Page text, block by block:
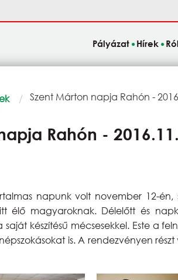
Pályázat Hírek
Current:
Szent Márton napja Rahón -
Rahón -
napunk volt november 12-
élő magyaroknak. Délelőtt és
saját készítésű mécsesekkel. Este a
is. A rendezvényen